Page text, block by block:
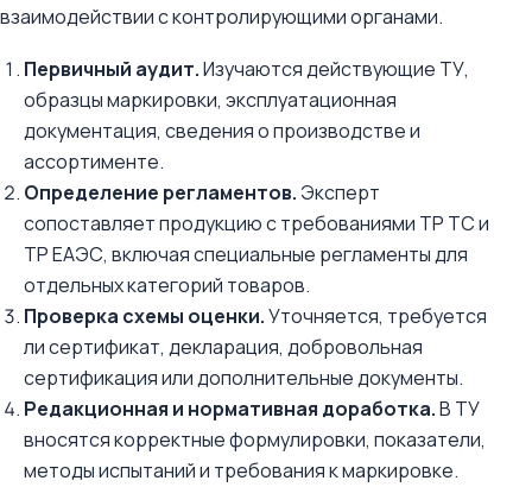
взаимодействии с контролирующими органами.
Первичный аудит.Изучаются действующие ТУ,
образцы маркировки, эксплуатационная
документация, сведения о производстве и
ассортименте.
Определение регламентов. Эксперт
сопоставляет продукцию с требованиями ТР ТС и
ТР ЕАЭС, включая специальные регламенты для
отдельных категорий товаров.
Проверка схемы оценки.Уточняется, требуется
ли сертификат, декларация, добровольная
сертификация или дополнительные документы.
Редакционная и нормативная доработка.В ТУ
вносятся корректные формулировки, показатели,
методы испытаний и требования к маркировке.